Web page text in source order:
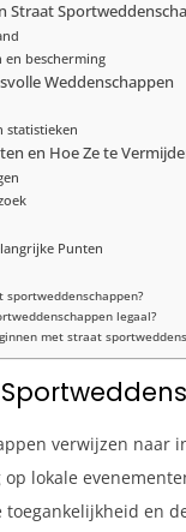
Straat
bescherming
Weddenschappen
statistieken
en Hoe Ze te
Punten
sportweddenschappen?
legaal?
met straat
verwijzen naar
op lokale
en